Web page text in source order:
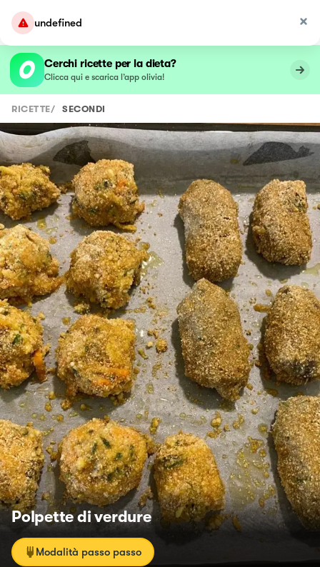
undefined
Cerchi ricette per la dieta?
Clicca qui e scarica l’app olivia!
RICETTE/ SECONDI
Polpette di verdure
Modalità passo passo